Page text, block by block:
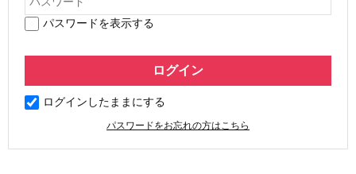
パスワードを表示する
ログインしたままにする
パスワードをお忘れの方はこちら